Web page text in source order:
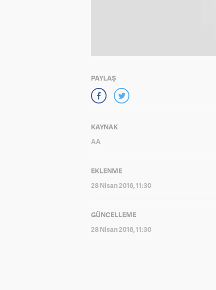
PAYLAŞ
KAYNAK
AA
EKLENME
28 Nisan 2016, 11:30
GÜNCELLEME
28 Nisan 2016, 11:30